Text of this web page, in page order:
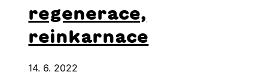
regenerace,
reinkarnace
14. 6. 2022